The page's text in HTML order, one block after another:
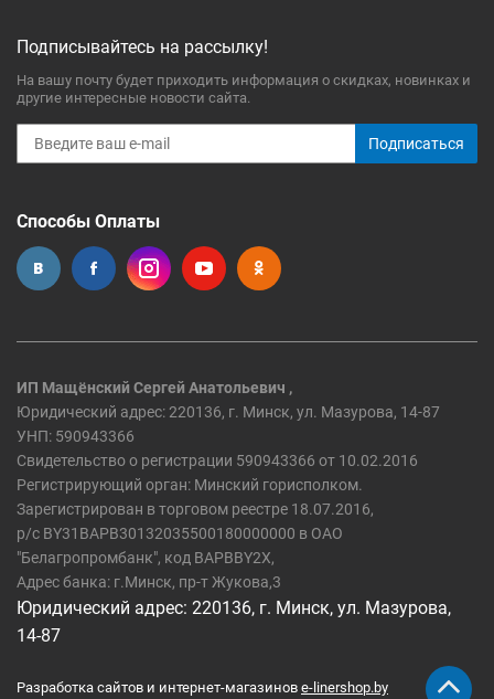
Подписывайтесь на рассылку!
На вашу почту будет приходить информация о скидках, новинках и
другие интересные новости сайта.
Подписаться
Способы Оплаты
ИП Мащёнский Сергей Анатольевич ,
Юридический адрес: 220136, г. Минск, ул. Мазурова, 14-87
УНП: 590943366
Свидетельство о регистрации 590943366 от 10.02.2016
Регистрирующий орган: Минский горисполком.
Зарегистрирован в торговом реестре 18.07.2016,
р/c BY31BAPB30132035500180000000 в ОАО
"Белагропромбанк", код BAPBBY2X,
Адрес банка: г.Минск, пр-т Жукова,3
Юридический адрес: 220136, г. Минск, ул. Мазурова,
14-87
Разработка сайтов и интернет-магазинов e-linershop.by